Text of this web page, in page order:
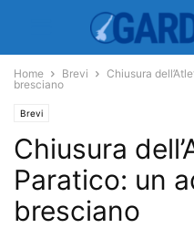
Home Brevi
Chiusura
bresciano
Brevi
Chiusura
Paratico: un
bresciano